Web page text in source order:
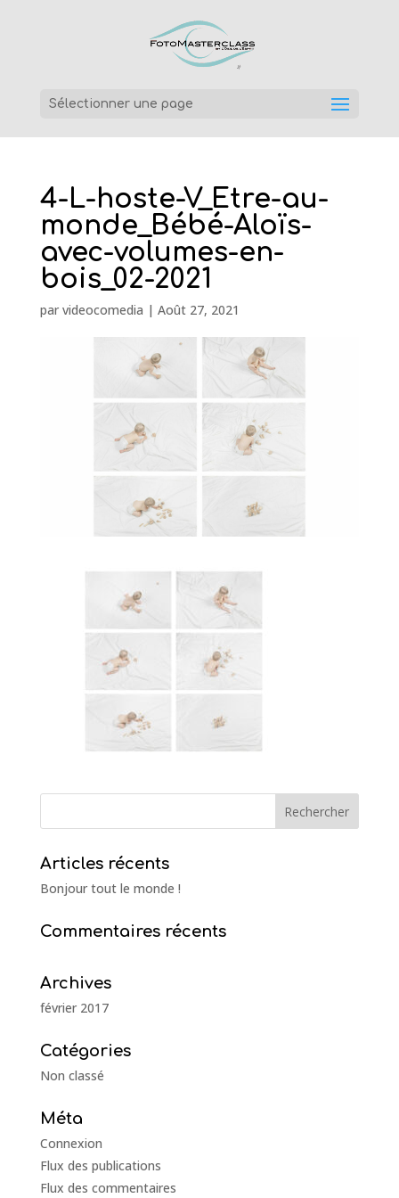
Sélectionner une page
4-L-hoste-V_Etre-au-
monde_Bébé-Aloïs-
avec-volumes-en-
bois_02-2021
par videocomedia | Août 27, 2021
Articles récents
Bonjour tout le monde !
Commentaires récents
Archives
février 2017
Catégories
Non classé
Méta
Connexion
Flux des publications
Flux des commentaires